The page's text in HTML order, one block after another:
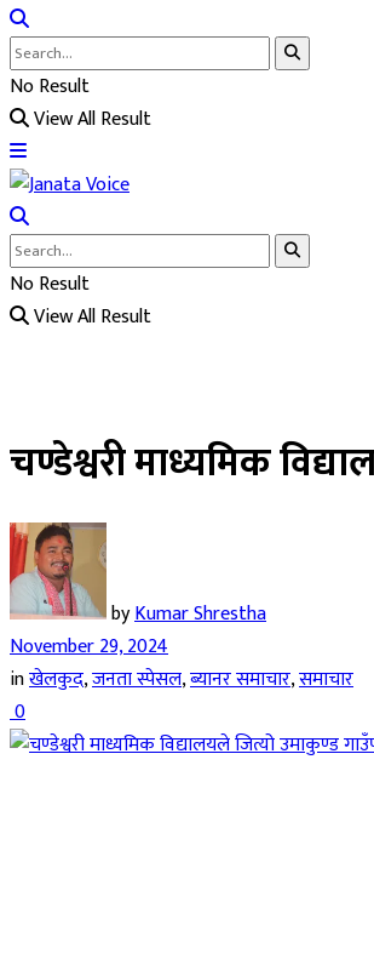
No Result
View All Result
No Result
View All Result
चण्डेश्वरी माध्यमिक
byKumar Shrestha
November 29, 2024
inखेलकुद,जनता स्पेसल,ब्यानर समाचार,समाचार
0